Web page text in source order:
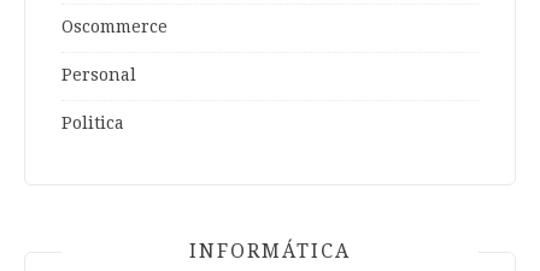
Oscommerce
Personal
Politica
INFORMÁTICA